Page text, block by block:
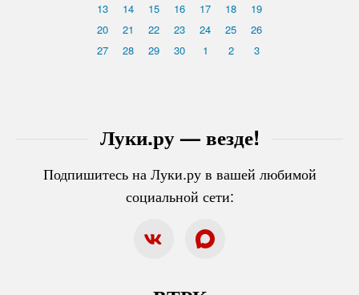
Луки.ру — везде!
Подпишитесь на Луки.ру в вашей любимой
социальной сети:
13
14 15 16 17 18
19
20
21 22 23 24 25
26
27
28 29 30 1 2 3